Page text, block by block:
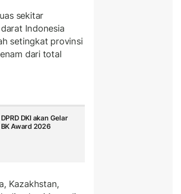
sekitar
Indonesia
setingkat provinsi
dari total
DPRD DKI akan Gelar
BK Award 2026
Kazakhstan,